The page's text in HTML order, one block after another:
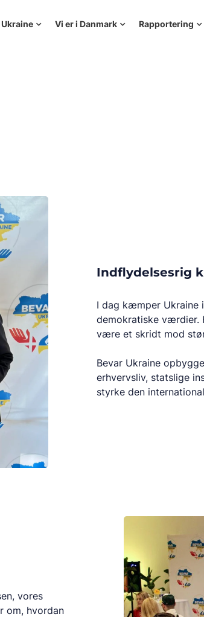
Ukraine Vi er i Danmark Rapportering
Indflydelsesrig
I dag kæmper Ukraine
demokratiske værdier.
være et skridt mod
Bevar Ukraine
erhvervsliv, statslige
styrke den
vores
om, hvordan